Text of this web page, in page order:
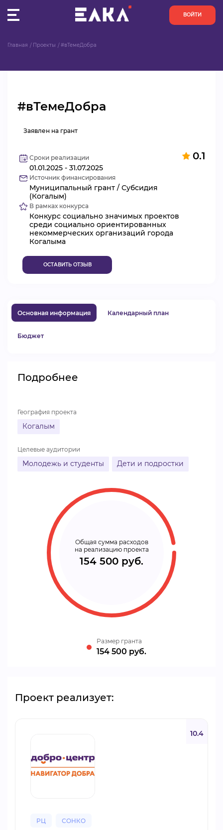
ВОЙТИ
ОРГАНИЗАЦИИ
АКТИВИСТЫ
ПРОЕКТЫ
АНАЛИТИКА
БАЗА ЗНАНИЙ
ВИДЕОКУРСЫ
ВОЙТИ
Главная Проекты #вТемеДобра
#вТемеДобра
Заявлен на грант
0.1
Сроки реализации
01.01.2025 - 31.07.2025
Источник финансирования
Муниципальный грант / Субсидия
(Когалым)
В рамках конкурса
Конкурс социально значимых проектов
среди социально ориентированных
некоммерческих организаций города
Когалыма
ОСТАВИТЬ ОТЗЫВ
Основная информация Календарный план
Бюджет
Подробнее
География проекта
Когалым
Целевые аудитории
Молодежь и студенты Дети и подростки
Общая сумма расходов
на реализацию проекта
154 500 руб.
Размер гранта
154 500 руб.
Проект реализует:
РЦ СОНКО
10.4